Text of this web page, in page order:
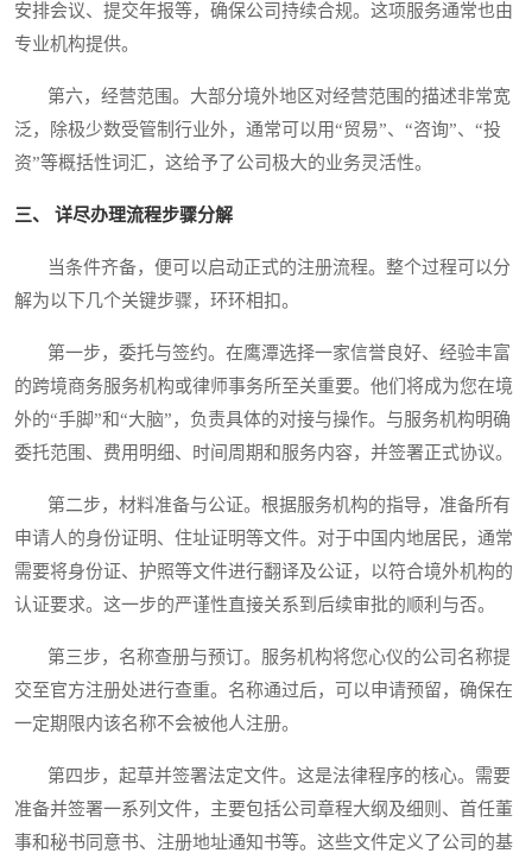
安排会议、提交年报等，确保公司持续合规。这项服务通常也由
专业机构提供。
第六，经营范围。大部分境外地区对经营范围的描述非常宽
泛，除极少数受管制行业外，通常可以用“贸易”、“咨询”、“投
资”等概括性词汇，这给予了公司极大的业务灵活性。
三、 详尽办理流程步骤分解
当条件齐备，便可以启动正式的注册流程。整个过程可以分
解为以下几个关键步骤，环环相扣。
第一步，委托与签约。在鹰潭选择一家信誉良好、经验丰富
的跨境商务服务机构或律师事务所至关重要。他们将成为您在境
外的“手脚”和“大脑”，负责具体的对接与操作。与服务机构明确
委托范围、费用明细、时间周期和服务内容，并签署正式协议。
第二步，材料准备与公证。根据服务机构的指导，准备所有
申请人的身份证明、住址证明等文件。对于中国内地居民，通常
需要将身份证、护照等文件进行翻译及公证，以符合境外机构的
认证要求。这一步的严谨性直接关系到后续审批的顺利与否。
第三步，名称查册与预订。服务机构将您心仪的公司名称提
交至官方注册处进行查重。名称通过后，可以申请预留，确保在
一定期限内该名称不会被他人注册。
第四步，起草并签署法定文件。这是法律程序的核心。需要
准备并签署一系列文件，主要包括公司章程大纲及细则、首任董
事和秘书同意书、注册地址通知书等。这些文件定义了公司的基